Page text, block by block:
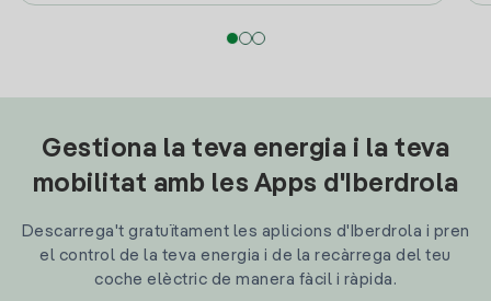
Gestiona la teva energia i la teva
mobilitat amb les Apps d'Iberdrola
Descarrega't gratuïtament les aplicions d'Iberdrola i pren
el control de la teva energia i de la recàrrega del teu
coche elèctric de manera fàcil i ràpida.